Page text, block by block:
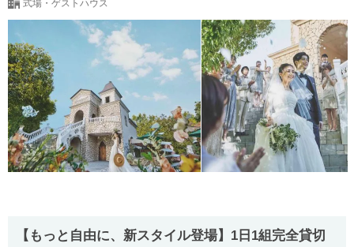
式場・ゲストハウス
【もっと自由に、新スタイル登場】1日1組完全貸切